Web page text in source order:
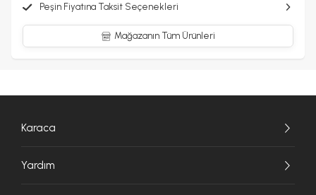
Peşin Fiyatına Taksit Seçenekleri
Mağazanın Tüm Ürünleri
Karaca
Yardım